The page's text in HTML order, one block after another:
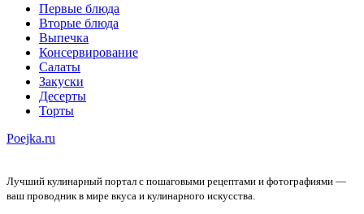
Первые блюда
Вторые блюда
Выпечка
Консервирование
Салаты
Закуски
Десерты
Торты
Poejka.ru
Лучший кулинарный портал с пошаговыми рецептами и фотографиями —
ваш проводник в мире вкуса и кулинарного искусства.